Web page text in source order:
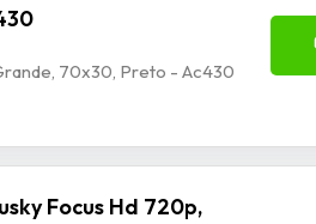
70x30, Preto - Ac430
Focus Hd 720p,